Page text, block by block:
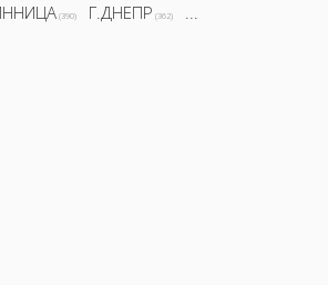
(390) Г.ДНЕПР (362) ...